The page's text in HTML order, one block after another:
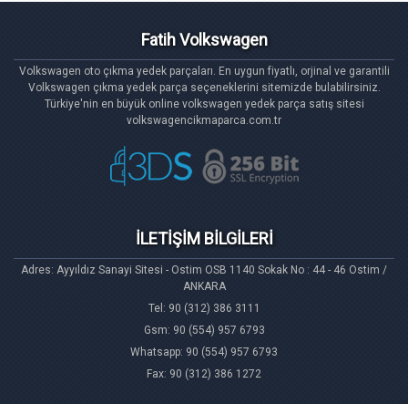
Fatih Volkswagen
Volkswagen oto çıkma yedek parçaları. En uygun fiyatlı, orjinal ve garantili
Volkswagen çıkma yedek parça seçeneklerini sitemizde bulabilirsiniz.
Türkiye'nin en büyük online volkswagen yedek parça satış sitesi
volkswagencikmaparca.com.tr
İLETİŞİM BİLGİLERİ
Adres: Ayyıldız Sanayi Sitesi - Ostim OSB 1140 Sokak No : 44 - 46 Ostim /
ANKARA
Tel: 90 (312) 386 3111
Gsm: 90 (554) 957 6793
Whatsapp: 90 (554) 957 6793
Fax: 90 (312) 386 1272